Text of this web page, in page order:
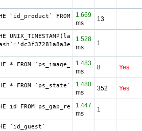
`id_product` FROM1.669
ms
13
UNIX_TIMESTAMP(last_update) as
1.528
ms
1
* FROM `ps_image_type` WHERE 1
1.483
ms
8 Yes
* FROM `ps_state` ORDER BY `name` ASC
1.480
ms
352 Yes
id FROM ps_gap_refund WHERE sent
1.447
ms
1
`id_guest`